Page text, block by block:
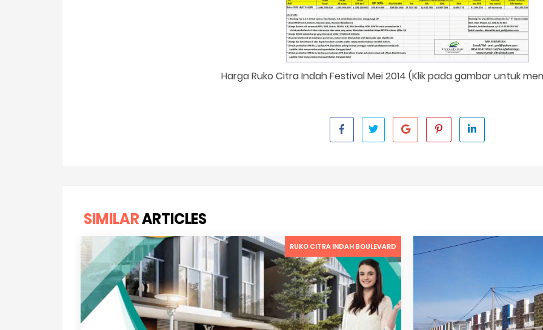
Harga Ruko Citra Indah Festival Mei 2014 (Klik pada gambar untuk
SIMILARARTICLES
RUKO CITRA INDAH BOULEVARD